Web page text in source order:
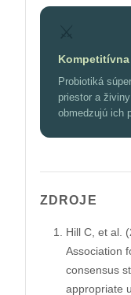
Probiotiká
priestor a
obmedzujú ich
ZDROJE
Hill C, et al.
Association
consensus
appropriate